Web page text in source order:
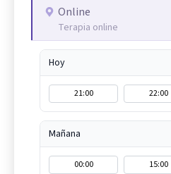
Online
Terapia online
Hoy
21:00 22:00
Mañana
00:00 15:00